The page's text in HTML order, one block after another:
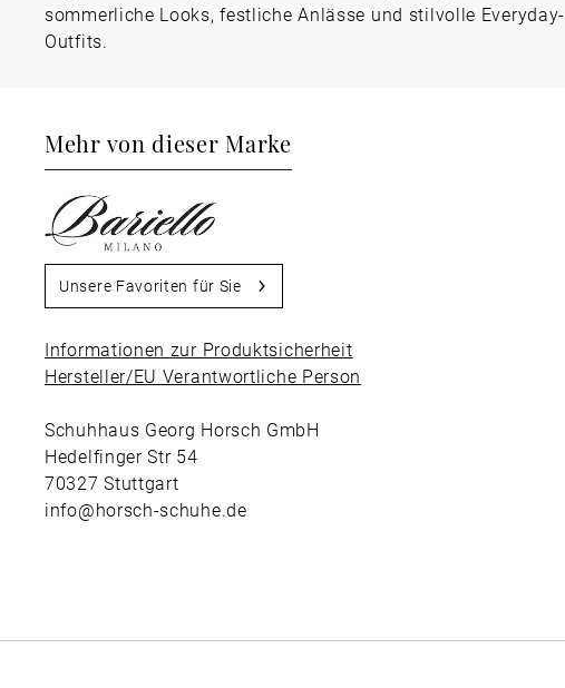
sommerliche Looks, festliche Anlässe und stilvolle Everyday-
Outfits.
Mehr von dieser Marke
Unsere Favoriten für Sie
Informationen zur Produktsicherheit
Hersteller/EU Verantwortliche Person
Schuhhaus Georg Horsch GmbH
Hedelfinger Str 54
70327 Stuttgart
info@horsch-schuhe.de